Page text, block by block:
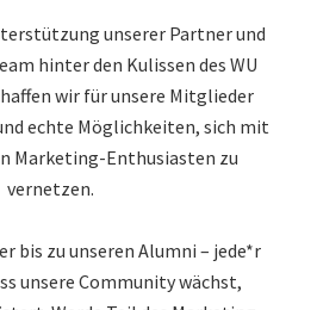
unserer Partner und
hinter den Kulissen des WU
wir für unsere Mitglieder
echte Möglichkeiten, sich mit
Marketing-Enthusiasten zu
vernetzen.
bis zu unseren Alumni – jede*r
unsere Community wächst,